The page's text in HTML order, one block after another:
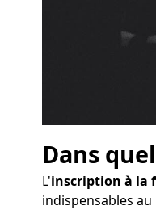
Dans
L'inscription à la
indispensables